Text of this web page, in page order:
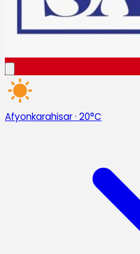
Afyonkarahisar· 20°C